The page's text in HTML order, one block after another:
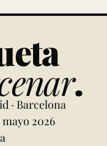
.
· Barcelona
2026